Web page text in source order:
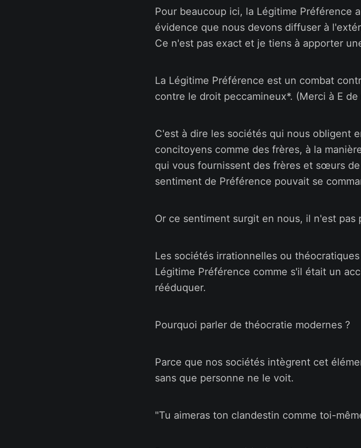
Pour beaucoup ici, la Légitime Préférence
évidence que nous devons diffuser à
Ce n'est pas exact et je tiens à apporter
La Légitime Préférence est un combat
contre le droit peccamineux*. (Merci à E
C'est à dire les sociétés qui nous obligent
concitoyens comme des frères, à la
qui vous fournissent des frères et sœurs
sentiment de Préférence pouvait se
Or ce sentiment surgit en nous, il n'est pas
Les sociétés irrationnelles ou
Légitime Préférence comme s'il était un
rééduquer.
Pourquoi parler de théocratie modernes ?
Parce que nos sociétés intègrent cet
sans que personne ne le voit.
"Tu aimeras ton clandestin comme toi-